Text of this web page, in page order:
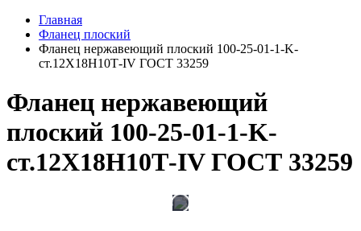
Главная
Фланец плоский
Фланец нержавеющий плоский 100-25-01-1-K-
ст.12Х18Н10Т-IV ГОСТ 33259
Фланец нержавеющий
плоский 100-25-01-1-K-
ст.12Х18Н10Т-IV ГОСТ 33259